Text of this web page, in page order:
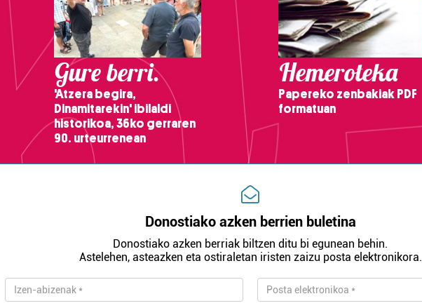
Gure berri.
'Atzera begira,
Dinamitarekin' ibilaldi
historikoa, 36ko gerraren
90. urteurrenean
Hemeroteka
Papereko zenbakiak PDF
formatuan
Donostiako azken berrien buletina
Donostiako azken berriak biltzen ditu bi egunean behin.
Astelehen, asteazken eta ostiraletan iristen zaizu posta elektronikora.